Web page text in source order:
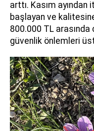
arttı. Kasım
başlayan ve
800.000 TL
güvenlik önlemleri üst